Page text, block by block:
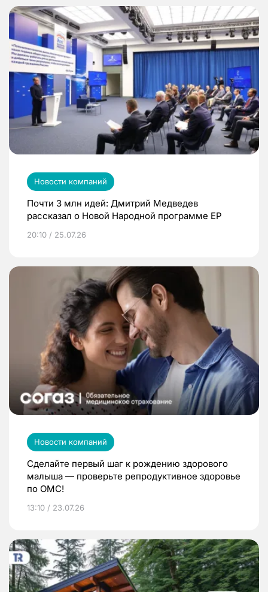
Новости компаний
Почти 3 млн идей: Дмитрий Медведев
рассказал о Новой Народной программе ЕР
20:10 / 25.07.26
Новости компаний
Сделайте первый шаг к рождению здорового
малыша — проверьте репродуктивное здоровье
по ОМС!
13:10 / 23.07.26